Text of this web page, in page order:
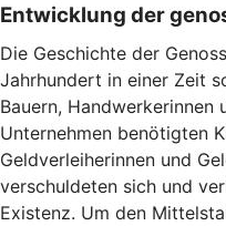
Entwicklung der
Die Geschichte der
Jahrhundert in einer Zeit
Bauern,
Unternehmen benötigten
Geldverleiherinnen und
verschuldeten sich und
Existenz. Um den